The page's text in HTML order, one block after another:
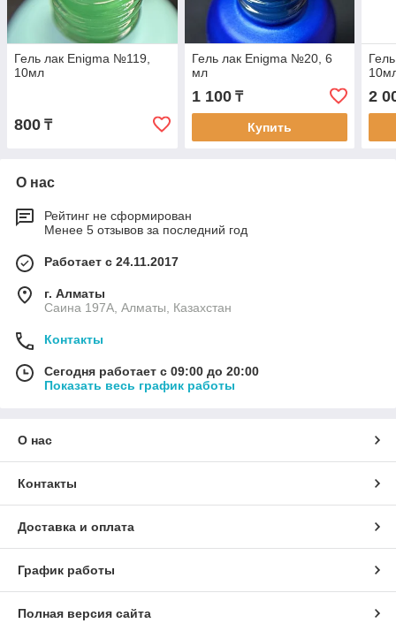
Гель лак Enigma №119,
10мл
800 ₸
Гель лак Enigma №20, 6
мл
1 100₸
Купить
2
О нас
Рейтинг не сформирован
Менее 5 отзывов за последний год
Работает с 24.11.2017
г. Алматы
Саина 197А, Алматы, Казахстан
Контакты
Сегодня работает с 09:00 до 20:00
Показать весь график работы
О нас
Контакты
Доставка и оплата
График работы
Полная версия сайта